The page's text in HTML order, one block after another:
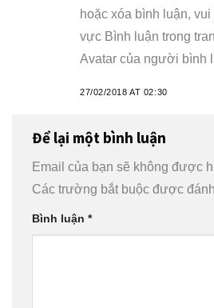
hoặc xóa bình luận,
vực Bình luận trong
Avatar của người bình
27/02/2018 AT 02:30
Để lại một bình luận
Email của bạn sẽ không được
Các trường bắt buộc được
Bình luận *